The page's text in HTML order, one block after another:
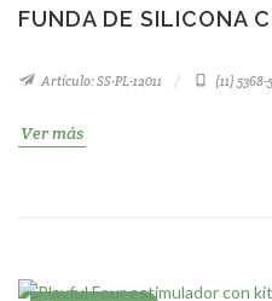
FUNDA DE SILICONA
Artículo: SS-PL-12011 (11) 5368-
Ver más